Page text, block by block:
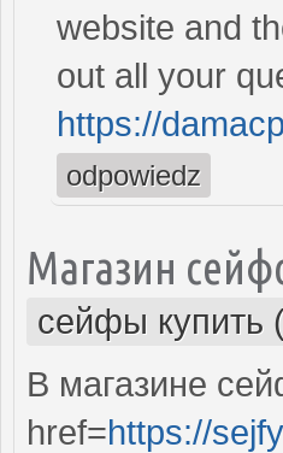
website and
out all your
https://
odpowiedz
Магазин
сейфы купить
В магазине
href=https://